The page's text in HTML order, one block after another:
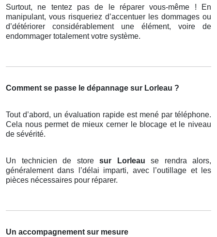
Surtout, ne tentez pas de le réparer vous-même ! En
manipulant, vous risqueriez d’accentuer les dommages ou
d’détériorer considérablement une élément, voire de
endommager totalement votre système.
Comment se passe le dépannage sur Lorleau ?
Tout d’abord, un évaluation rapide est mené par téléphone.
Cela nous permet de mieux cerner le blocage et le niveau
de sévérité.
Un technicien de store sur Lorleau se rendra alors,
généralement dans l’délai imparti, avec l’outillage et les
pièces nécessaires pour réparer.
Un accompagnement sur mesure